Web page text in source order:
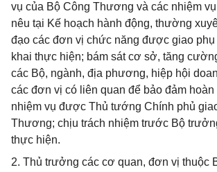
vụ của Bộ Công Thương và các nhiệm
nêu tại Kế hoạch hành động, thường
đạo các đơn vị chức năng được giao phụ
khai thực hiện; bám sát cơ sở, tăng
các Bộ, ngành, địa phương, hiệp hội
các đơn vị có liên quan để bảo đảm hoàn
nhiệm vụ được Thủ tướng Chính phủ
Thương; chịu trách nhiệm trước Bộ
thực hiện.
2. Thủ trưởng các cơ quan, đơn vị thuộc